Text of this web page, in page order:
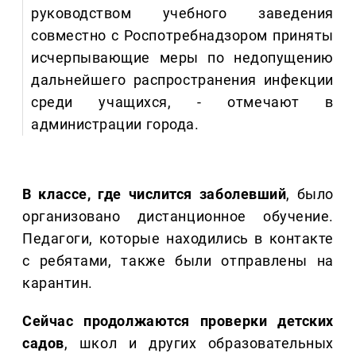
руководством учебного заведения
совместно с Роспотребнадзором приняты
исчерпывающие меры по недопущению
дальнейшего распространения инфекции
среди учащихся, - отмечают в
администрации города.
В классе, где числится заболевший, было
организовано дистанционное обучение.
Педагоги, которые находились в контакте
с ребятами, также были отправлены на
карантин.
Сейчас продолжаются проверки детских
садов, школ и других образовательных